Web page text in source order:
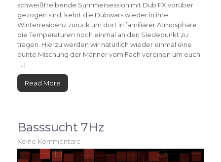
schweißtreibende Summersession mit Dub FX vorüber
gezogen sind, kehrt die Dubwars wieder in ihre
Winterresidenz zurück um dort in familiärer Atmosphäre
die Temperaturen noch einmal an den Siedepunkt zu
tragen. Hierzu werden wir natürlich wieder einmal eine
bunte Mischung der Männer vom Fach vereinen um euch
[…]
Read More
Basssucht 7Hz
Keine Kommentare